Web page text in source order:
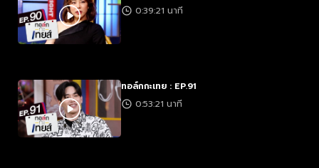
0:39:21 นาที
ทอล์กกะเทย : EP.91
0:53:21 นาที